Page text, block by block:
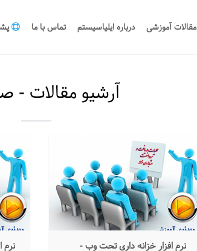
مقالات آموزشی درباره ایلیاسیستم تماس با ما
آرشیو مقالات -
نرم افزار خزانه داری تحت وب -
نرم